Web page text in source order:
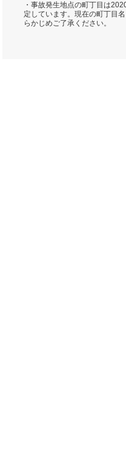
・事故発生地点の町丁目は
定しています。現在の町丁目
らかじめご了承ください。